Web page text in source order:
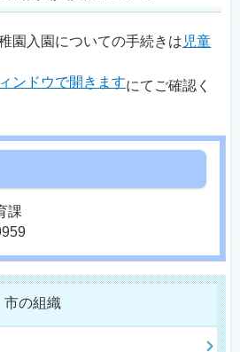
園入園についての手続きは 児童
にてご確認く
課
市の組織